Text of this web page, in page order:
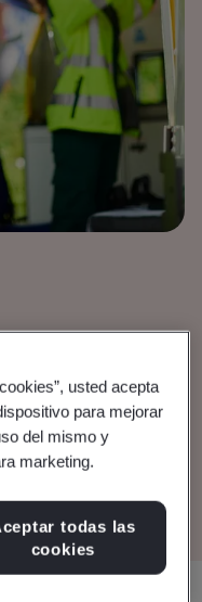
usted acepta
para mejorar
del mismo y
marketing.
todas las
cookies